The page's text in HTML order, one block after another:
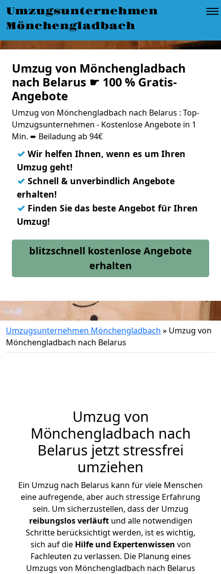
Umzugsunternehmen
Mönchengladbach
Umzug von Mönchengladbach
nach Belarus ☛ 100 % Gratis-
Angebote
Umzug von Mönchengladbach nach Belarus : Top-
Umzugsunternehmen - Kostenlose Angebote in 1
Min. ➨ Beiladung ab 94€
✓ Wir helfen Ihnen, wenn es um Ihren
Umzug geht!
✓ Schnell & unverbindlich Angebote
erhalten!
✓ Finden Sie das beste Angebot für Ihren
Umzug!
blitzschnell kostenlose Angebote
erhalten
Umzugsunternehmen Mönchengladbach » Umzug von
Mönchengladbach nach Belarus
Umzug von
Mönchengladbach nach
Belarus jetzt stressfrei
umziehen
Ein Umzug nach Belarus kann für viele Menschen
eine aufregende, aber auch stressige Erfahrung
sein. Um sicherzustellen, dass der Umzug
reibungslos verläuftund alle notwendigen
Schritte berücksichtigt werden, ist es wichtig,
sich auf die Hilfe und Expertenwissen von
Fachleuten zu verlassen. Die Planung eines
Umzugs von Mönchengladbach nach Belarus